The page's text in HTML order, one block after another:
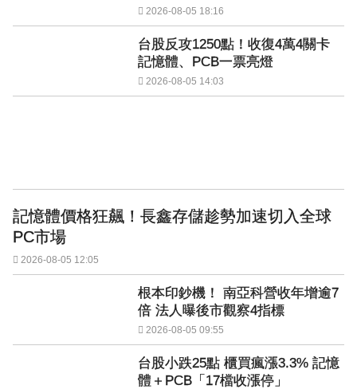
2026-08-05 18:16
台股反攻1250點！收復4萬4關卡
記憶體、PCB一票亮燈
2026-08-05 14:03
記憶體價格狂飆！長鑫存儲趁勢加速切入全球
PC市場
2026-08-05 12:05
根本印鈔機！ 南亞科營收年增逾7
倍 法人曝後市觀察4指標
2026-08-05 09:55
台股小跌25點 櫃買瘋漲3.3% 記憶
體＋PCB「17檔收漲停」